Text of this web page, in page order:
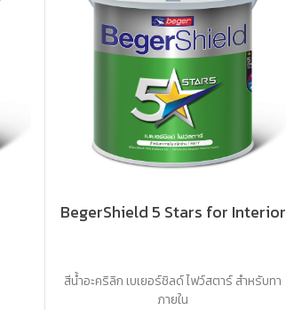
BegerShield 5 Stars for Interior
สีน้ำอะคริลิก เบเยอร์ชิลด์ ไฟว์สตาร์ สำหรับทา
ภายใน